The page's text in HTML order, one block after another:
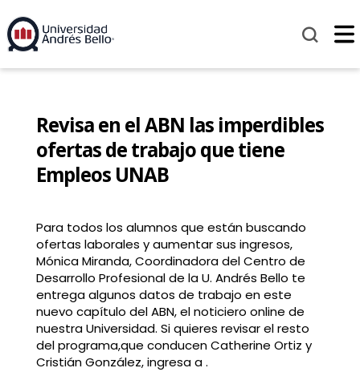
Revisa en el ABN las imperdibles
ofertas de trabajo que tiene
Empleos UNAB
Para todos los alumnos que están buscando
ofertas laborales y aumentar sus ingresos,
Mónica Miranda, Coordinadora del Centro de
Desarrollo Profesional de la U. Andrés Bello te
entrega algunos datos de trabajo en este
nuevo capítulo del ABN, el noticiero online de
nuestra Universidad. Si quieres revisar el resto
del programa,que conducen Catherine Ortiz y
Cristián González, ingresa a .